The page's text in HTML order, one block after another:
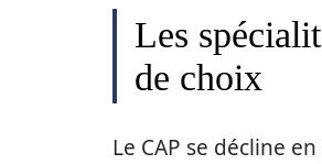
Les
de choix
Le CAP se décline